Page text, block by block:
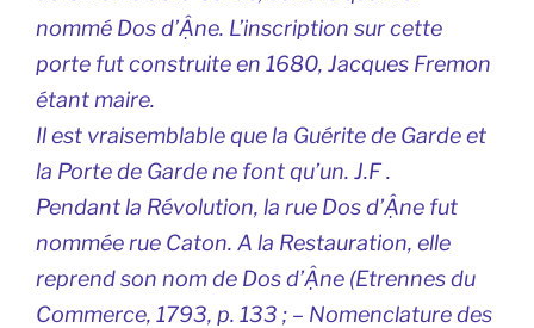
nommé Dos d’Ậne. L’inscription sur cette
porte fut construite en 1680, Jacques Fremon
étant maire.
Il est vraisemblable que la Guérite de Garde et
la Porte de Garde ne font qu’un. J.F .
Pendant la Révolution, la rue Dos d’Ậne fut
nommée rue Caton. A la Restauration, elle
reprend son nom de Dos d’Ậne (Etrennes du
Commerce, 1793, p. 133 ; – Nomenclature des